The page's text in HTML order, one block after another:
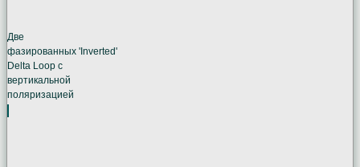
Две
фазированных 'Inverted'
Delta Loop с
вертикальной
поляризацией